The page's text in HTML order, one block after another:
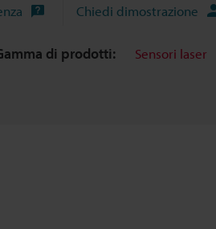
Chiedi dimostrazione
di prodotti: Sensori laser